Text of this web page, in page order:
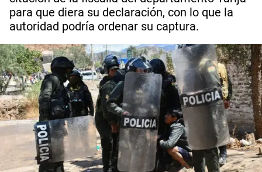
para que diera su declaración, con lo que la
autoridad podría ordenar su captura.